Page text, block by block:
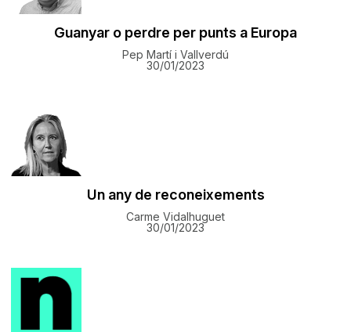
Guanyar o perdre per punts a Europa
Pep Martí i Vallverdú
30/01/2023
Un any de reconeixements
Carme Vidalhuguet
30/01/2023